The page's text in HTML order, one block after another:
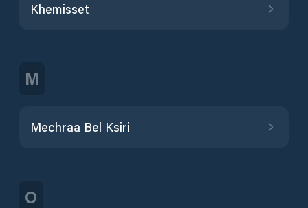
Khemisset
M
Mechraa Bel Ksiri
O